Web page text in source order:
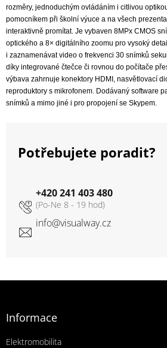
rozměry, jednoduchým ovládáním i citlivou
pomocníkem při školní výuce a na všech
interaktivně promítat. Je vybaven 8MPx CMOS
optického a 8× digitálního zoomu pro vysoký
i zaznamenávat video o frekvenci 30 snímků
díky integrované čtečce či rovnou do počítače
výbava zahrnuje konektory HDMI, nasvětlovací
reproduktory s mikrofonem. Dodávaný software
snímků a mimo jiné i pro propojení se Skypem.
Potřebujete poradit?
info@visualway.cz
+420 241 403 480
Informace
Elektromobilita